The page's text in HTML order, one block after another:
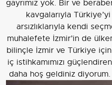
gayrımız yok. Bir ve
kavgalarıyla
arsızlıklarıyla kendi
muhalefete İzmir’in de
bilinçle İzmir ve Türkiye için
iç istihkamımızı
daha hoş geldiniz